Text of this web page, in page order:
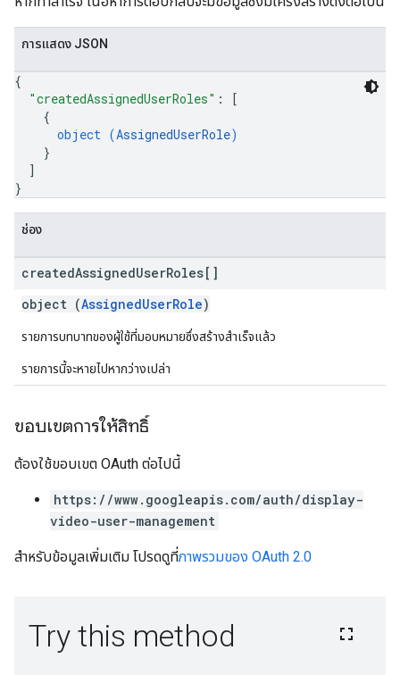
การแสดง JSON
{
"createdAssignedUserRoles" :
[
{
object (AssignedUserRole)
}
]
}
ช่อง
createdAssignedUserRoles[]
object (AssignedUserRole)
รายการบทบาทของผู้ใช้ที่มอบหมายซึ่งสร้างสำเร็จแล้ว
รายการนี้จะหายไปหากว่างเปล่า
ขอบเขตการให้สิทธิ์
ต้องใช้ขอบเขต OAuth ต่อไปนี้
https://www.googleapis.com/auth/display-
video-user-management
สำหรับข้อมูลเพิ่มเติม โปรดดูที่ภาพรวมของ OAuth 2.0